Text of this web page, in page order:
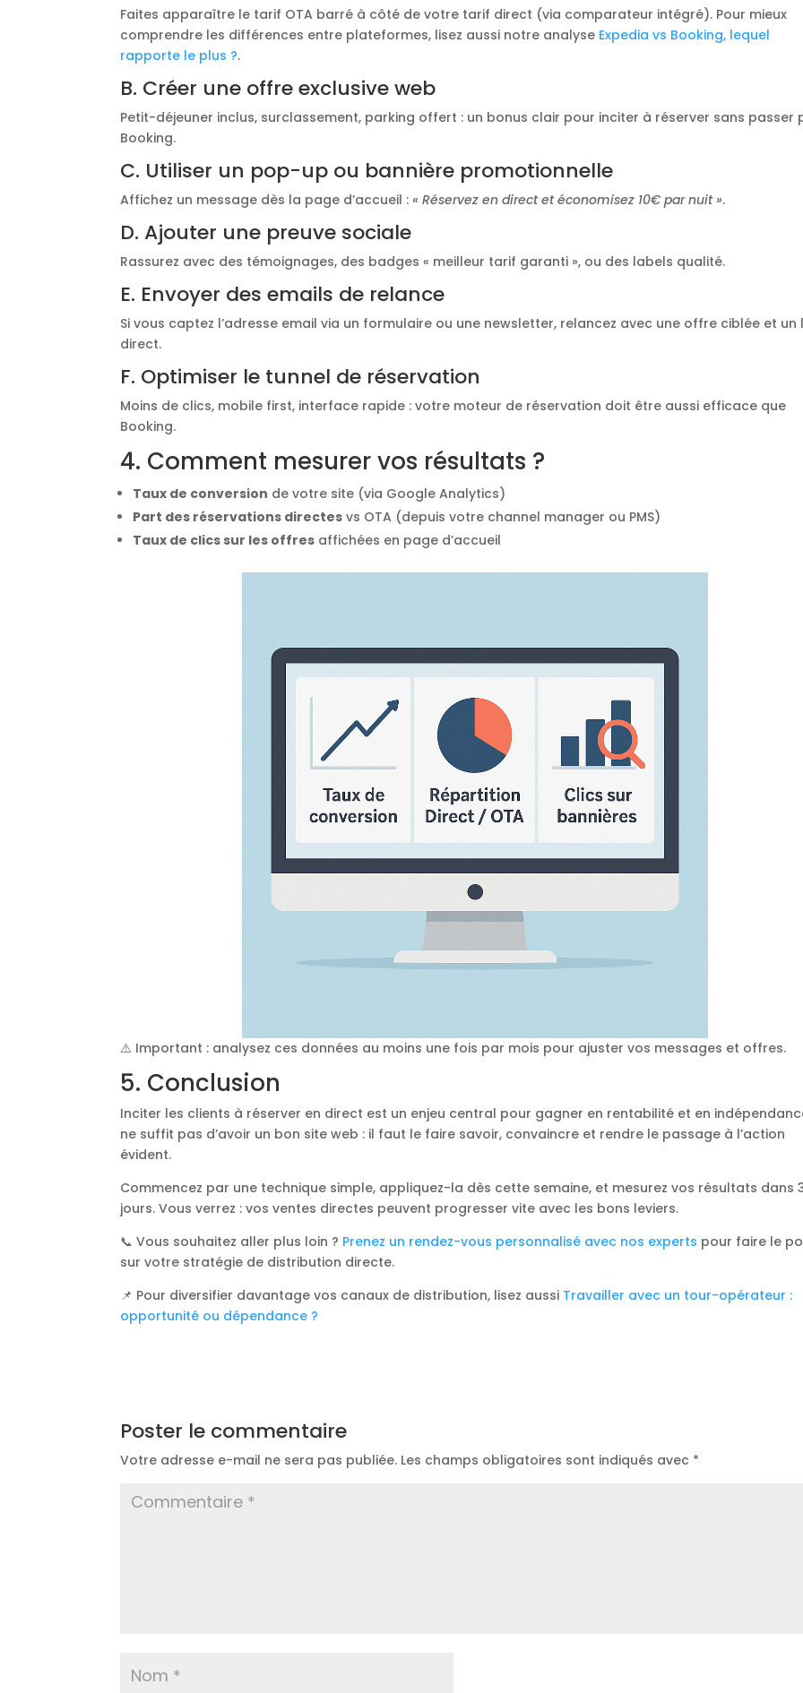
Faites apparaître le tarif OTA barré à côté de votre tarif direct (via comparateur intégré). Pour mieux
comprendre les différences entre plateformes, lisez aussi notre analyse Expedia vs Booking, lequel
rapporte le plus ?.
B. Créer une offre exclusive web
Petit-déjeuner inclus, surclassement, parking offert : un bonus clair pour inciter à réserver sans passer
Booking.
C. Utiliser un pop-up ou bannière promotionnelle
Affichez un message dès la page d’accueil :« Réservez en direct et économisez 10€ par nuit ».
D. Ajouter une preuve sociale
Rassurez avec des témoignages, des badges « meilleur tarif garanti », ou des labels qualité.
E. Envoyer des emails de relance
Si vous captez l’adresse email via un formulaire ou une newsletter, relancez avec une offre ciblée et un
direct.
F. Optimiser le tunnel de réservation
Moins de clics, mobile first, interface rapide : votre moteur de réservation doit être aussi efficace que
Booking.
4. Comment mesurer vos résultats ?
Taux de conversion de votre site (via Google Analytics)
Part des réservations directes vs OTA (depuis votre channel manager ou PMS)
Taux de clics sur les offres affichées en page d’accueil
⚠️ Important : analysez ces données au moins une fois par mois pour ajuster vos messages et offres.
5. Conclusion
Inciter les clients à réserver en direct est un enjeu central pour gagner en rentabilité et en
ne suffit pas d’avoir un bon site web : il faut le faire savoir, convaincre et rendre le passage à l’action
évident.
Commencez par une technique simple, appliquez-la dès cette semaine, et mesurez vos résultats dans
jours. Vous verrez : vos ventes directes peuvent progresser vite avec les bons leviers.
📞 Vous souhaitez aller plus loin ? Prenez un rendez-vous personnalisé avec nos experts pour faire le
sur votre stratégie de distribution directe.
📌 Pour diversifier davantage vos canaux de distribution, lisez aussi Travailler avec un tour-opérateur :
opportunité ou dépendance ?
Poster le commentaire
Votre adresse e-mail ne sera pas publiée. Les champs obligatoires sont indiqués avec *